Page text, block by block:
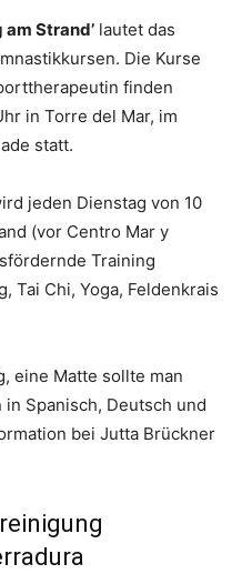
Strand’ lautet das
Die Kurse
finden
in Torre del Mar, im
statt.
jeden Dienstag von 10
(vor Centro Mar y
Training
Tai Chi, Yoga, Feldenkrais
eine Matte sollte man
Spanisch, Deutsch und
bei Jutta Brückner